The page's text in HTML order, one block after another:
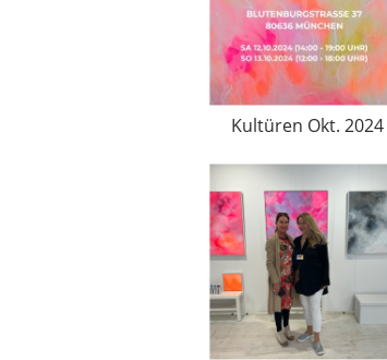
Kultüren Okt. 2024